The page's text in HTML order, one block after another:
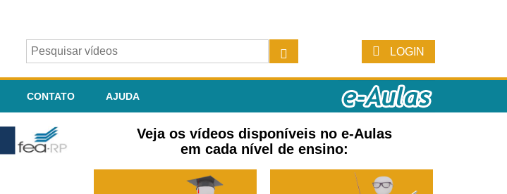
LOGIN
CONTATO AJUDA
Veja os vídeos disponíveis no e-Aulas
em cada nível de ensino: